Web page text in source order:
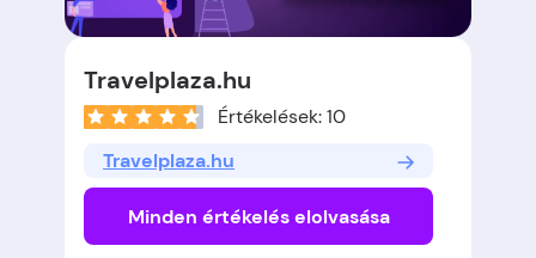
Travelplaza.hu
Értékelések: 10
Travelplaza.hu
Minden értékelés elolvasása